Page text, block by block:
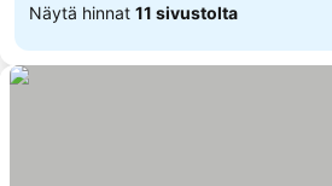
Näytä hinnat 11 sivustolta